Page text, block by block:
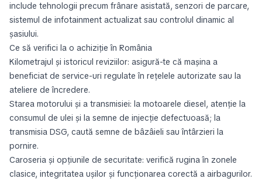
include tehnologii precum frânare asistată, senzori de parcare,
sistemul de infotainment actualizat sau controlul dinamic al
șasiului.
Ce să verifici la o achiziție în România
Kilometrajul și istoricul reviziilor: asigură-te că mașina a
beneficiat de service-uri regulate în rețelele autorizate sau la
ateliere de încredere.
Starea motorului și a transmisiei: la motoarele diesel, atenție la
consumul de ulei și la semne de injecție defectuoasă; la
transmisia DSG, caută semne de bâzâieli sau întârzieri la
pornire.
Caroseria și opțiunile de securitate: verifică rugina în zonele
clasice, integritatea ușilor și funcționarea corectă a airbagurilor.